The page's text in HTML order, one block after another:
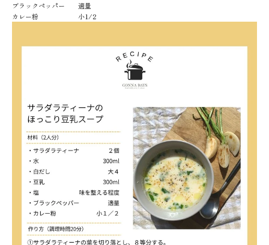
ブラックペッパー 適量
カレー粉 小1/2